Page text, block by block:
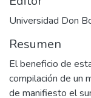
Universidad Don
Resumen
El beneficio de
compilación de un
de manifiesto el